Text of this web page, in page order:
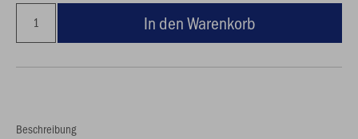
In den Warenkorb
Beschreibung